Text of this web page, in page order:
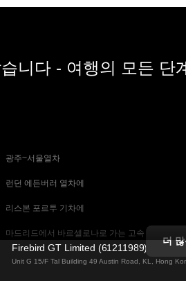
니다 - 여행의 모든 단계
광주~서울열차
런던 에든버러 열차에
리스본 포르투 기차에
마드리드에서 바르셀로나로 가는 고속 열차
바르셀로나 마드리드 기차에
더
Firebird GT Limited (61211989)
Unit G 15/F Tal Building 49 Austin Road, KL, Hong